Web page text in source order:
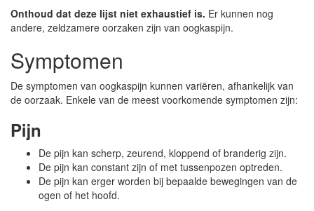
Onthoud dat deze lijst niet exhaustief is. Er kunnen nog
andere, zeldzamere oorzaken zijn van oogkaspijn.
Symptomen
De symptomen van oogkaspijn kunnen variëren, afhankelijk van
de oorzaak. Enkele van de meest voorkomende symptomen zijn:
Pijn
De pijn kan scherp, zeurend, kloppend of branderig zijn.
De pijn kan constant zijn of met tussenpozen optreden.
De pijn kan erger worden bij bepaalde bewegingen van de
ogen of het hoofd.